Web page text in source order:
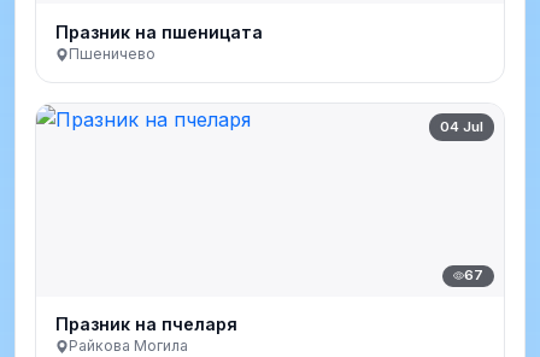
Празник на пшеницата
Пшеничево
04 Jul
67
Празник на пчеларя
Райкова Могила